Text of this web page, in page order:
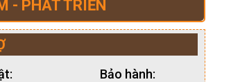
- PHÁT TRIỂN
Bảo hành: